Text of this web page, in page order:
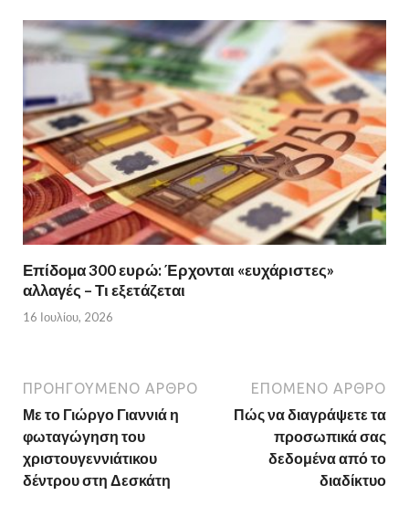
Επίδομα 300 ευρώ: Έρχονται «ευχάριστες»
αλλαγές – Τι εξετάζεται
16 Ιουλίου, 2026
ΠΡΟΗΓΟΎΜΕΝΟ ΆΡΘΡΟ
Με το Γιώργο Γιαννιά η
φωταγώγηση του
χριστουγεννιάτικου
δέντρου στη Δεσκάτη
ΕΠΌΜΕΝΟ ΆΡΘΡΟ
Πώς να διαγράψετε τα
προσωπικά σας
δεδομένα από το
διαδίκτυο